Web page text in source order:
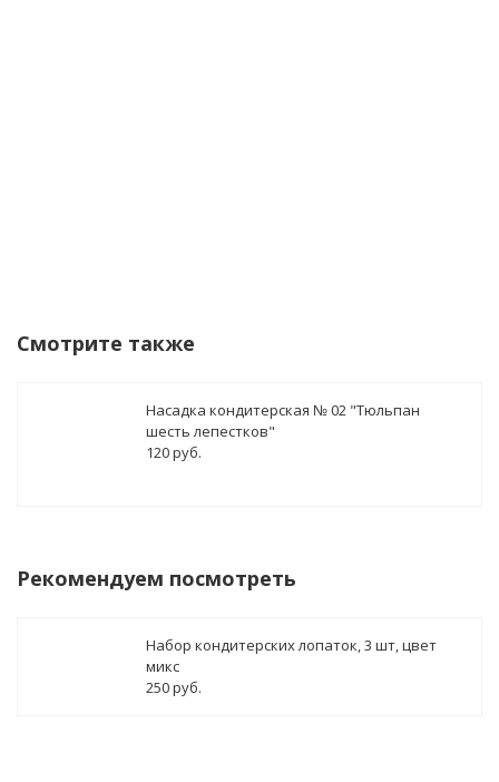
Смотрите также
Насадка кондитерская № 02 "Тюльпан
шесть лепестков"
120 руб.
Рекомендуем посмотреть
Набор кондитерских лопаток, 3 шт, цвет
микс
250 руб.